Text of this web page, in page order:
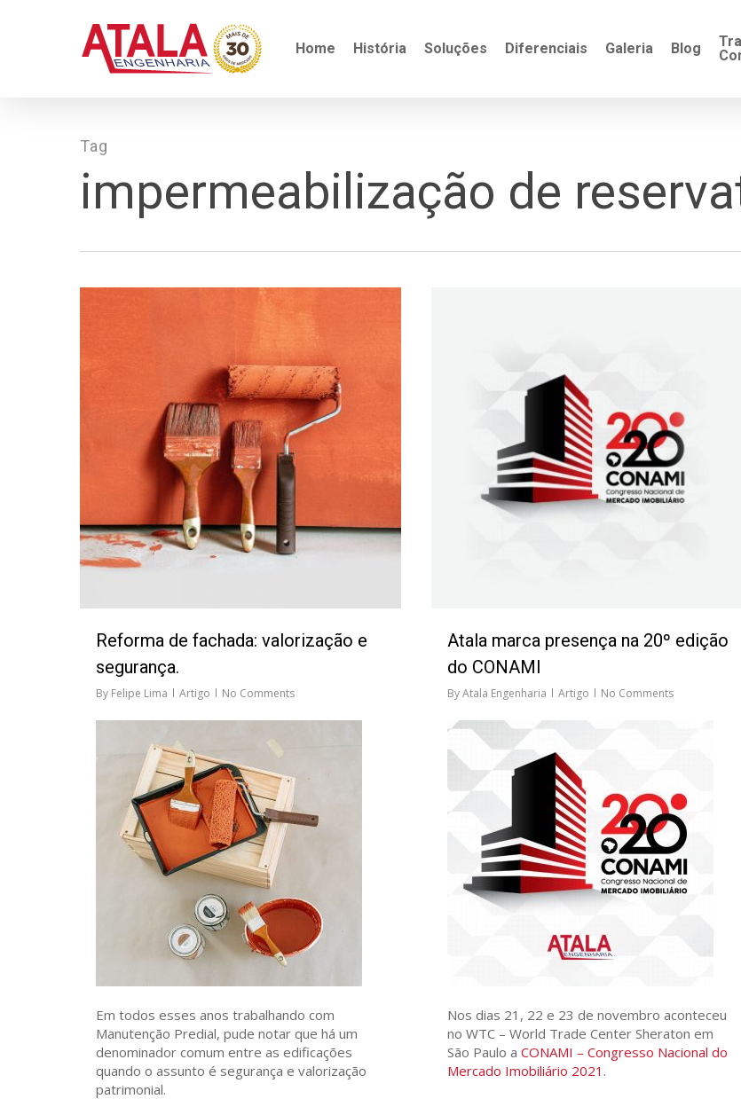
Home História Soluções Diferenciais Galeria Blog
Tag
impermeabilização de
Reforma de fachada: valorização e
segurança.
By Felipe Lima Artigo No Comments
Em todos esses anos trabalhando com
Manutenção Predial, pude notar que há um
denominador comum entre as edificações
quando o assunto é segurança e valorização
patrimonial.
Atala marca presença na 20º edição
do CONAMI
ByAtala Engenharia Artigo No Comments
Nos dias 21, 22 e 23 de novembro aconteceu
no WTC – World Trade Center Sheraton em
São Paulo a CONAMI – Congresso Nacional do
Mercado Imobiliário 2021 .